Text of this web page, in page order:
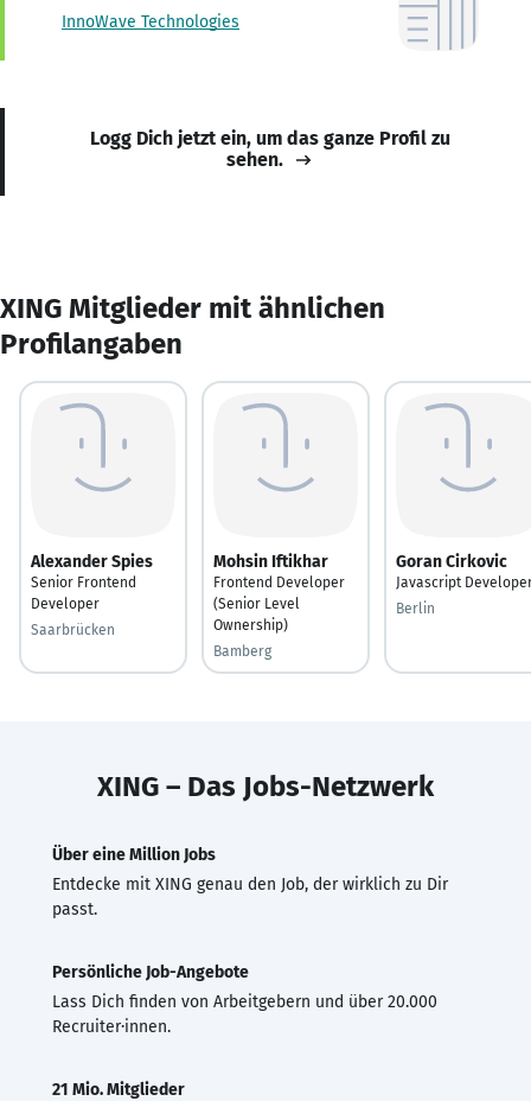
InnoWave Technologies
Logg Dich jetzt ein, um das ganze Profil zu
sehen.
XING Mitglieder mit ähnlichen
Profilangaben
Alexander Spies
Senior Frontend
Developer
Saarbrücken
Mohsin Iftikhar
Frontend Developer
(Senior Level
Ownership)
Bamberg
Goran Cirkovic
Javascript
Berlin
XING – Das Jobs-Netzwerk
Über eine Million Jobs
Entdecke mit XING genau den Job, der wirklich zu Dir
passt.
Persönliche Job-Angebote
Lass Dich finden von Arbeitgebern und über 20.000
Recruiter·innen.
21 Mio. Mitglieder